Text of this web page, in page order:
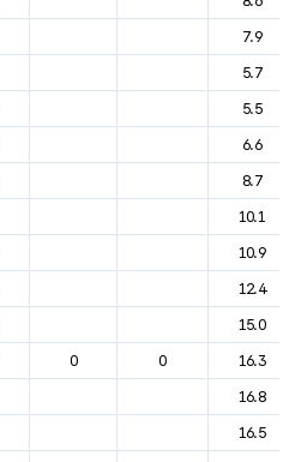
7.9
5.7
5.5
6.6
8.7
10.1
10.9
12.4
15.0
0 0
16.3
16.8
16.5